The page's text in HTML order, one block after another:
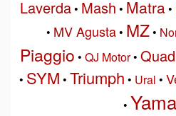
Laverda• Mash • Matra•
• MV Agusta• MZ•
Piaggio • QJ Motor•
• SYM • Triumph • Ural •
•